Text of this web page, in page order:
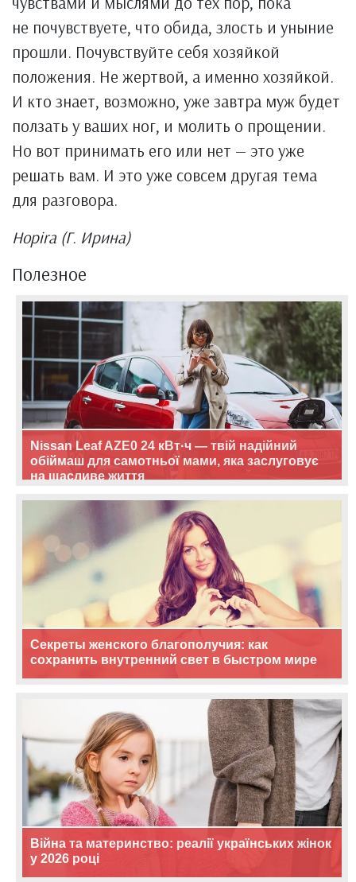
не почувствуете, что обида, злость и уныние
прошли. Почувствуйте себя хозяйкой
положения. Не жертвой, а именно хозяйкой.
И кто знает, возможно, уже завтра муж будет
ползать у ваших ног, и молить о прощении.
Но вот принимать его или нет — это уже
решать вам. И это уже совсем другая тема
для разговора.
Hopira (Г. Ирина)
Полезное
Nissan Leaf AZE0 24 кВт·ч — твій надійний
обіймаш для самотньої мами, яка заслуговує
на щасливе життя
Секреты женского благополучия: как
сохранить внутренний свет в быстром мире
Війна та материнство: реалії українських жінок
у 2026 році